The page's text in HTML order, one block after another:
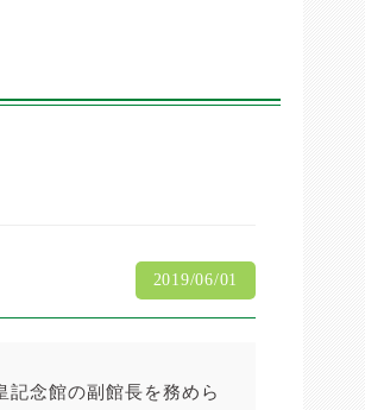
2019/06/01
記念館の副館長を務めら